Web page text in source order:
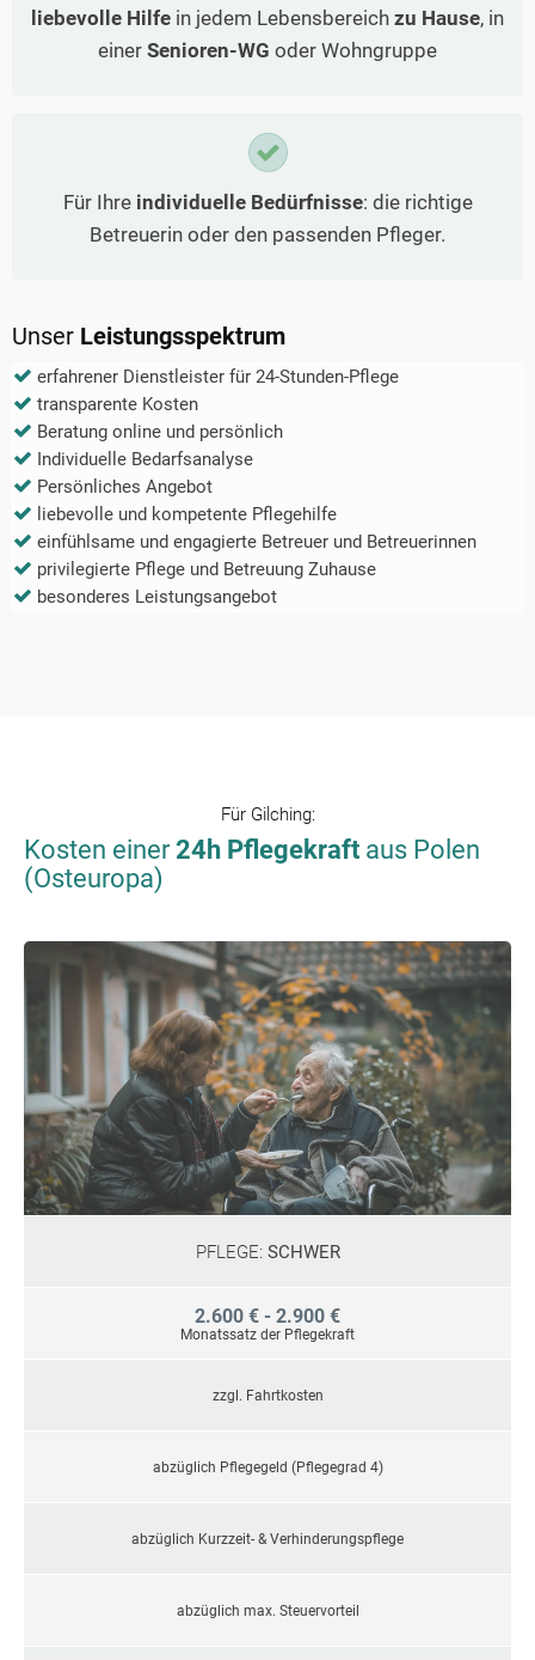
liebevolle Hilfe in jedem Lebensbereich zu Hause, in
einer Senioren-WG oder Wohngruppe
Für Ihre individuelle Bedürfnisse: die richtige
Betreuerin oder den passenden Pfleger.
Unser Leistungsspektrum
erfahrener Dienstleister für 24-Stunden-Pflege
transparente Kosten
Beratung online und persönlich
Individuelle Bedarfsanalyse
Persönliches Angebot
liebevolle und kompetente Pflegehilfe
einfühlsame und engagierte Betreuer und Betreuerinnen
privilegierte Pflege und Betreuung Zuhause
besonderes Leistungsangebot
Für Gilching:
Kosten einer24h Pflegekraft aus Polen
(Osteuropa)
PFLEGE: SCHWER
2.600 € - 2.900 €
Monatssatz der Pflegekraft
zzgl. Fahrtkosten
abzüglich Pflegegeld (Pflegegrad 4)
abzüglich Kurzzeit- & Verhinderungspflege
abzüglich max. Steuervorteil